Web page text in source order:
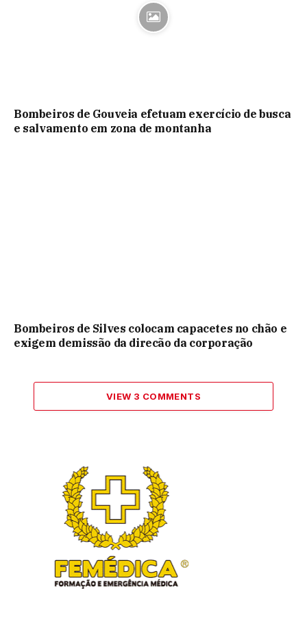
Bombeiros de Gouveia efetuam exercício de busca
e salvamento em zona de montanha
Bombeiros de Silves colocam capacetes no chão e
exigem demissão da direcão da corporação
VIEW 3 COMMENTS